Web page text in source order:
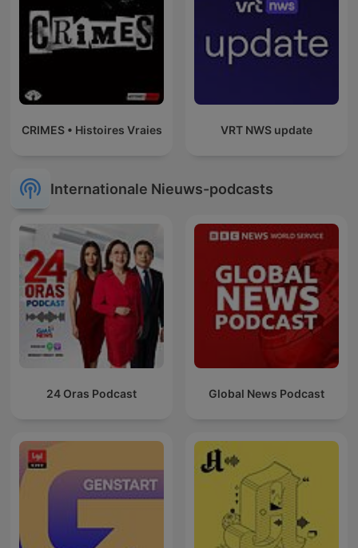
CRIMES • Histoires Vraies VRT NWS update
Internationale Nieuws-podcasts
24 Oras Podcast Global News Podcast